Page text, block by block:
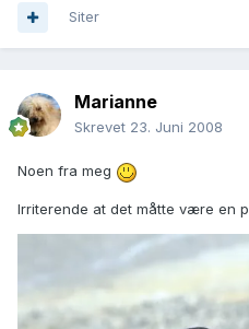
Siter
Marianne
Skrevet 23. Juni 2008
Noen fra meg
Irriterende at det måtte være en